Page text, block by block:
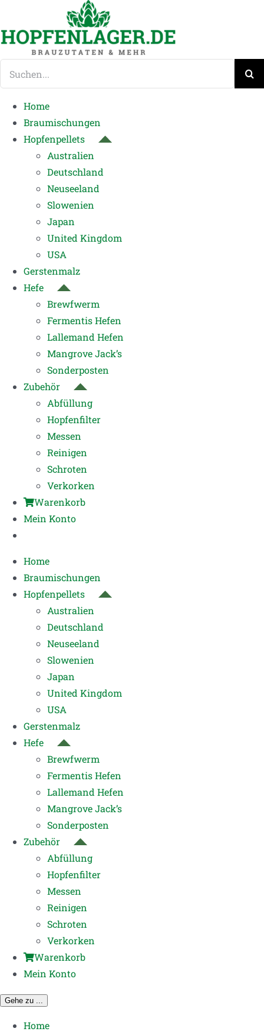
springen
Home
Braumischungen
Hopfenpellets
Australien
Deutschland
Neuseeland
Slowenien
Japan
United Kingdom
USA
Gerstenmalz
Hefe
Brewfwerm
Fermentis Hefen
Lallemand Hefen
Mangrove Jack’s
Sonderposten
Zubehör
Abfüllung
Hopfenfilter
Messen
Reinigen
Schroten
Verkorken
Warenkorb
Mein Konto
Home
Braumischungen
Hopfenpellets
Australien
Deutschland
Neuseeland
Slowenien
Japan
United Kingdom
USA
Gerstenmalz
Hefe
Brewfwerm
Fermentis Hefen
Lallemand Hefen
Mangrove Jack’s
Sonderposten
Zubehör
Abfüllung
Hopfenfilter
Messen
Reinigen
Schroten
Verkorken
Warenkorb
Mein Konto
Gehe zu ...
Home